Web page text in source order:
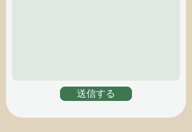
送信する